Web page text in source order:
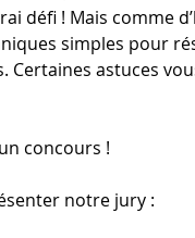
défi ! Mais comme
simples pour
Certaines astuces
concours !
notre jury :